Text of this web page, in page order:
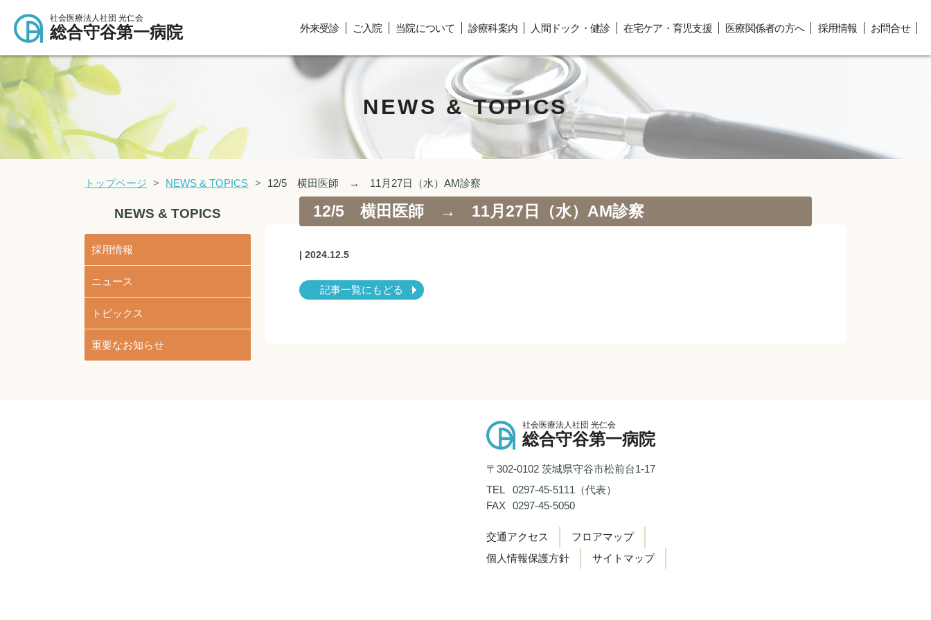
社会医療法人社団 光仁会
総合守谷第一病院 外来受診 ご入院 当院について 診療科案内 人間ドック・健診 在宅ケア・育児支援 医療関係者の方へ 採用情報 お問合せ
NEWS & TOPICS
トップページ NEWS & TOPICS 12/5 横田医師 → 11月27日（水）AM診察
12/5 横田医師 → 11月27日（水）AM診察
| 2024.12.5
記事一覧にもどる
NEWS & TOPICS
採用情報
ニュース
トピックス
重要なお知らせ
社会医療法人社団 光仁会
総合守谷第一病院
〒302-0102 茨城県守谷市松前台1-17
TEL
0297-45-5111（代表）
FAX
0297-45-5050
交通アクセス
フロアマップ
個人情報保護方針
サイトマップ